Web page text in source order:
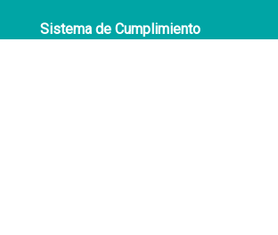
Sistema de Cumplimiento